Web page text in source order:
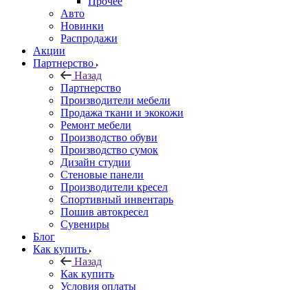
Авто
Новинки
Распродажи
Акции
Партнерство
Назад
Партнерство
Производители мебели
Продажа ткани и экокожи
Ремонт мебели
Производство обуви
Производство сумок
Дизайн студии
Стеновые панели
Производители кресел
Спортивный инвентарь
Пошив автокресел
Сувениры
Блог
Как купить
Назад
Как купить
Условия оплаты